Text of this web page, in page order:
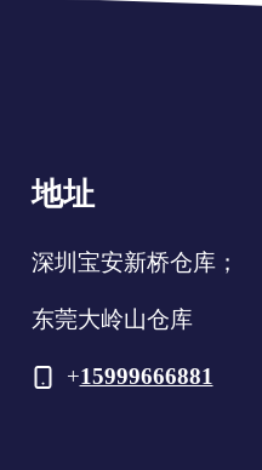
地址
深圳宝安新桥仓库；
东莞大岭山仓库
+15999666881